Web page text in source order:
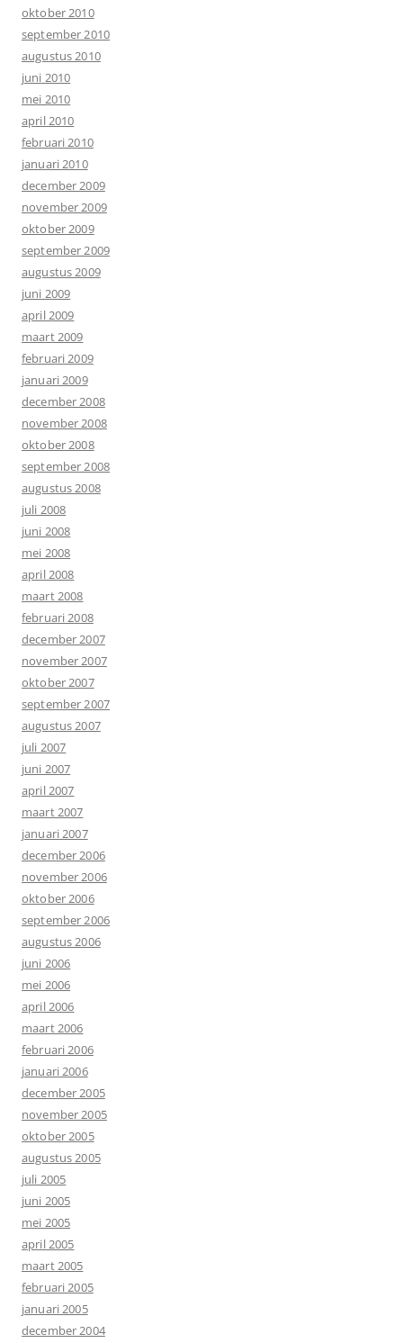
oktober 2010
september 2010
augustus 2010
juni 2010
mei 2010
april 2010
februari 2010
januari 2010
december 2009
november 2009
oktober 2009
september 2009
augustus 2009
juni 2009
april 2009
maart 2009
februari 2009
januari 2009
december 2008
november 2008
oktober 2008
september 2008
augustus 2008
juli 2008
juni 2008
mei 2008
april 2008
maart 2008
februari 2008
december 2007
november 2007
oktober 2007
september 2007
augustus 2007
juli 2007
juni 2007
april 2007
maart 2007
januari 2007
december 2006
november 2006
oktober 2006
september 2006
augustus 2006
juni 2006
mei 2006
april 2006
maart 2006
februari 2006
januari 2006
december 2005
november 2005
oktober 2005
augustus 2005
juli 2005
juni 2005
mei 2005
april 2005
maart 2005
februari 2005
januari 2005
december 2004